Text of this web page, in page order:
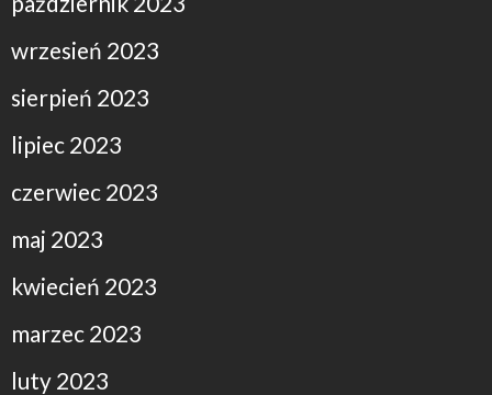
wrzesień 2023
sierpień 2023
lipiec 2023
czerwiec 2023
maj 2023
kwiecień 2023
marzec 2023
luty 2023